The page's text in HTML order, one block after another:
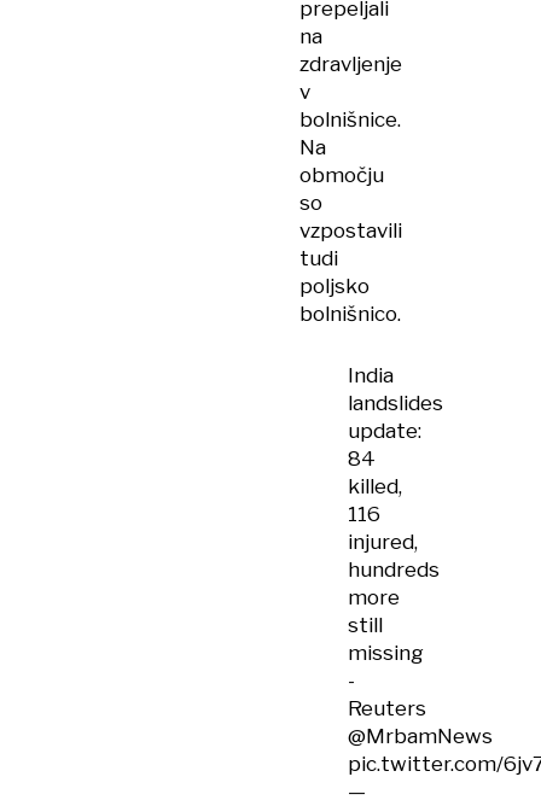
prepeljali
na
zdravljenje
v
bolnišnice.
Na
območju
so
vzpostavili
tudi
poljsko
bolnišnico.
India
landslides
update:
84
killed,
116
injured,
hundreds
more
still
missing
-
Reuters
@MrbamNews
pic.twitter.com/
—